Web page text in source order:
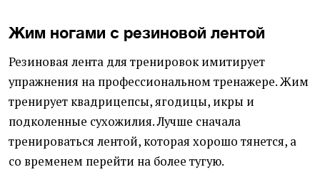
Жим ногами с резиновой лентой
Резиновая лента для тренировок имитирует
упражнения на профессиональном тренажере. Жим
тренирует квадрицепсы, ягодицы, икры и
подколенные сухожилия. Лучше сначала
тренироваться лентой, которая хорошо тянется, а
со временем перейти на более тугую.